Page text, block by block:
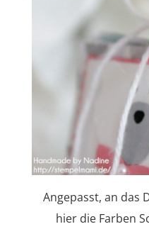
Angepasst, an das
hier die Farben